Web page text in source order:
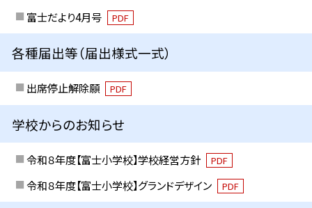
富士だより4月号 PDF
各種届出等（届出様式一式）
出席停止解除願 PDF
学校からのお知らせ
令和８年度【富士小学校】学校経営方針 PDF
令和８年度【富士小学校】グランドデザイン PDF